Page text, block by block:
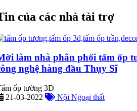
của các nhà tài trợ
làm nhà phân phối tấm ốp
nghệ hàng đầu Thụy Sĩ
ốp tường 3D
21-03-2022
Nội Ngoại thất